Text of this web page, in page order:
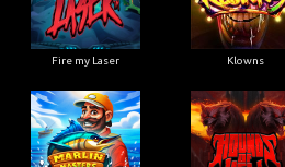
Fire my Laser Klowns